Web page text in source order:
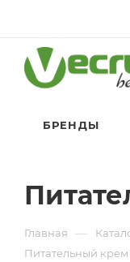
БРЕНДЫ
Главная —
Питательный